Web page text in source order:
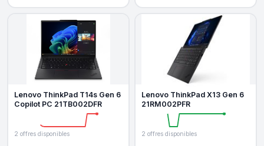
Lenovo ThinkPad T14s Gen 6
Copilot PC 21TB002DFR
2 offres disponibles
Lenovo ThinkPad X13 Gen 6
21RM002PFR
2 offres disponibles